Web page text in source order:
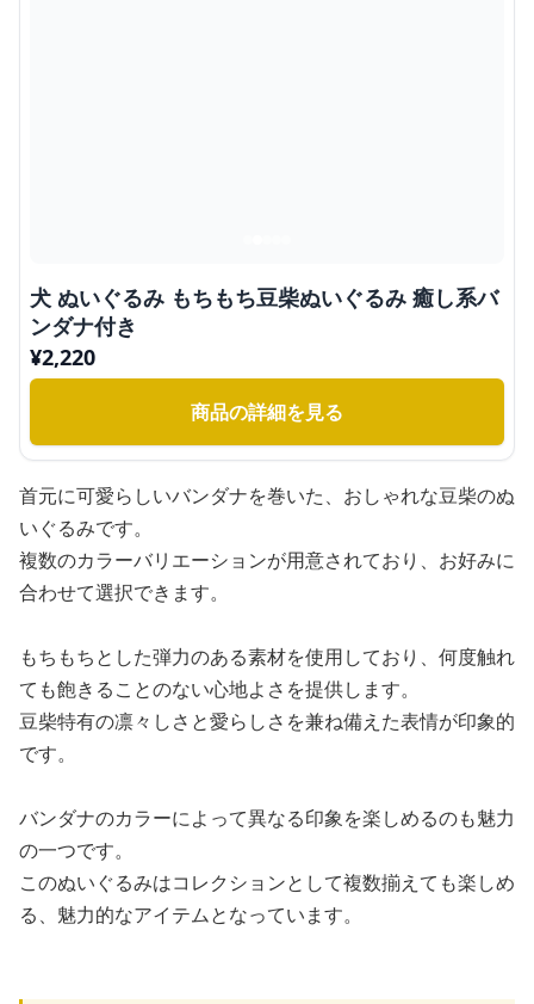
犬 ぬいぐるみ もちもち豆柴ぬいぐるみ 癒し系バ
ンダナ付き
¥2,220
商品の詳細を見る
首元に可愛らしいバンダナを巻いた、おしゃれな豆柴のぬ
いぐるみです。
複数のカラーバリエーションが用意されており、お好みに
合わせて選択できます。
もちもちとした弾力のある素材を使用しており、何度触れ
ても飽きることのない心地よさを提供します。
豆柴特有の凛々しさと愛らしさを兼ね備えた表情が印象的
です。
バンダナのカラーによって異なる印象を楽しめるのも魅力
の一つです。
このぬいぐるみはコレクションとして複数揃えても楽しめ
る、魅力的なアイテムとなっています。